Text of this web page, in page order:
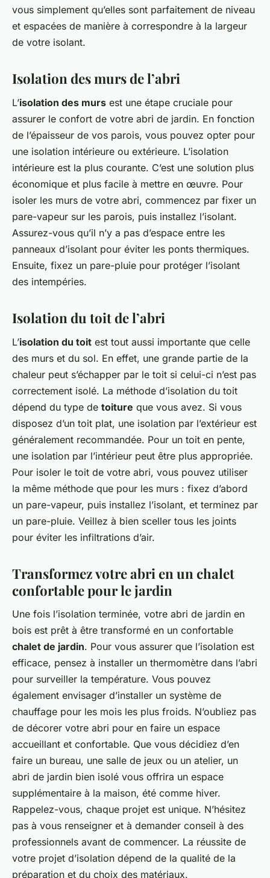
vous simplement qu’elles sont parfaitement de niveau
et espacées de manière à correspondre à la largeur
de votre isolant.
Isolation des murs de l’abri
L’isolation des murs est une étape cruciale pour
assurer le confort de votre abri de jardin. En fonction
de l’épaisseur de vos parois, vous pouvez opter pour
une isolation intérieure ou extérieure. L’isolation
intérieure est la plus courante. C’est une solution plus
économique et plus facile à mettre en œuvre. Pour
isoler les murs de votre abri, commencez par fixer un
pare-vapeur sur les parois, puis installez l’isolant.
Assurez-vous qu’il n’y a pas d’espace entre les
panneaux d’isolant pour éviter les ponts thermiques.
Ensuite, fixez un pare-pluie pour protéger l’isolant
des intempéries.
Isolation du toit de l’abri
L’isolation du toit est tout aussi importante que celle
des murs et du sol. En effet, une grande partie de la
chaleur peut s’échapper par le toit si celui-ci n’est pas
correctement isolé. La méthode d’isolation du toit
dépend du type de toiture que vous avez. Si vous
disposez d’un toit plat, une isolation par l’extérieur est
généralement recommandée. Pour un toit en pente,
une isolation par l’intérieur peut être plus appropriée.
Pour isoler le toit de votre abri, vous pouvez utiliser
la même méthode que pour les murs : fixez d’abord
un pare-vapeur, puis installez l’isolant, et terminez par
un pare-pluie. Veillez à bien sceller tous les joints
pour éviter les infiltrations d’air.
Transformez votre abri en un chalet
confortable pour le jardin
Une fois l’isolation terminée, votre abri de jardin en
bois est prêt à être transformé en un confortable
chalet de jardin. Pour vous assurer que l’isolation est
efficace, pensez à installer un thermomètre dans l’abri
pour surveiller la température. Vous pouvez
également envisager d’installer un système de
chauffage pour les mois les plus froids. N’oubliez pas
de décorer votre abri pour en faire un espace
accueillant et confortable. Que vous décidiez d’en
faire un bureau, une salle de jeux ou un atelier, un
abri de jardin bien isolé vous offrira un espace
supplémentaire à la maison, été comme hiver.
Rappelez-vous, chaque projet est unique. N’hésitez
pas à vous renseigner et à demander conseil à des
professionnels avant de commencer. La réussite de
votre projet d’isolation dépend de la qualité de la
préparation et du choix des matériaux.